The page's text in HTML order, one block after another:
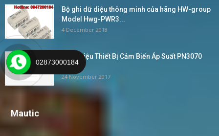
Bộ ghi dữ diệu thông minh của hãng HW-group
Model Hwg-PWR3...
4 December 2018
Giới Thiệu Thiết Bị Cảm Biến Áp Suất PN3070
IFM –...
24 November 2017
Mautic
02873000184